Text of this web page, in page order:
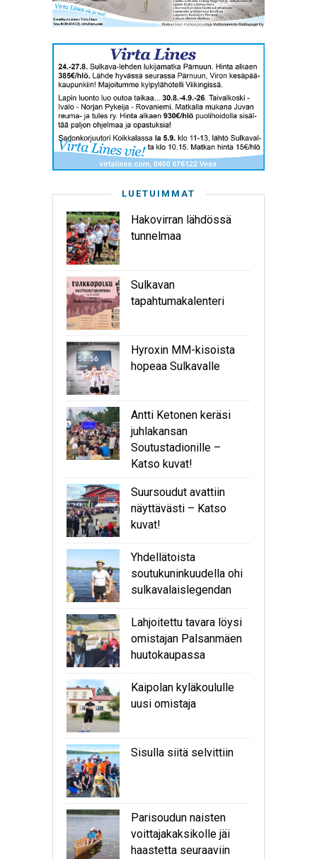
LUETUIMMAT
Hakovirran lähdössä
tunnelmaa
Sulkavan
tapahtumakalenteri
Hyroxin MM-kisoista
hopeaa Sulkavalle
Antti Ketonen keräsi
juhlakansan
Soutustadionille –
Katso kuvat!
Suursoudut avattiin
näyttävästi – Katso
kuvat!
Yhdellätoista
soutukuninkuudella ohi
sulkavalaislegendan
Lahjoitettu tavara löysi
omistajan Palsanmäen
huutokaupassa
Kaipolan kyläkoululle
uusi omistaja
Sisulla siitä selvittiin
Parisoudun naisten
voittajakaksikolle jäi
haastetta seuraaviin